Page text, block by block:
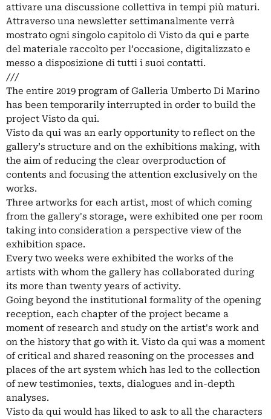
attivare una discussione collettiva in tempi più maturi.
Attraverso una newsletter settimanalmente verrà
mostrato ogni singolo capitolo di Visto da qui e parte
del materiale raccolto per l’occasione, digitalizzato e
messo a disposizione di tutti i suoi contatti.
///
The entire 2019 program of Galleria Umberto Di Marino
has been temporarily interrupted in order to build the
project Visto da qui.
Visto da qui was an early opportunity to reflect on the
gallery’s structure and on the exhibitions making, with
the aim of reducing the clear overproduction of
contents and focusing the attention exclusively on the
works.
Three artworks for each artist, most of which coming
from the gallery's storage, were exhibited one per room
taking into consideration a perspective view of the
exhibition space.
Every two weeks were exhibited the works of the
artists with whom the gallery has collaborated during
its more than twenty years of activity.
Going beyond the institutional formality of the opening
reception, each chapter of the project became a
moment of research and study on the artist's work and
on the history that go with it. Visto da qui was a moment
of critical and shared reasoning on the processes and
places of the art system which has led to the collection
of new testimonies, texts, dialogues and in-depth
analyses.
Visto da qui would has liked to ask to all the characters